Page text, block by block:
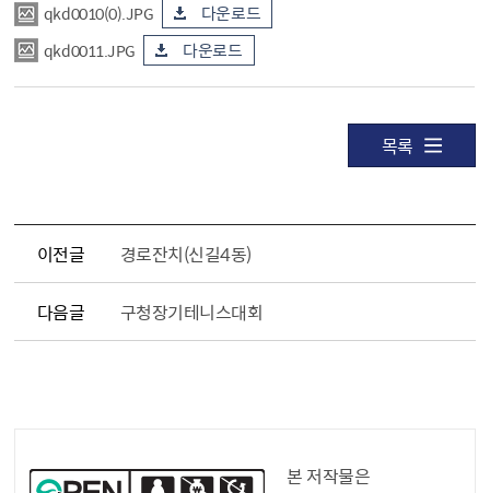
qkd0010(0).JPG
다운로드
qkd0011.JPG
다운로드
목록
이전글 경로잔치(신길4동)
다음글 구청장기테니스대회
본 저작물은